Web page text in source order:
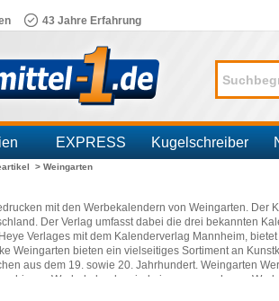
43 Jahre Erfahrung
EXPRESS Kugelschreiber
> Weingarten
mit den Werbekalendern von Weingarten.
Der Verlag umfasst dabei die drei bekannten
Verlages mit dem Kalenderverlag Mannheim,
Weingarten bieten ein vielseitiges Sortiment an
aus dem 19. sowie 20. Jahrhundert. Weingarten
hierzu. Werbekalender sind ein gern gesehener
einen. Sorgen Sie also rechtzeitig für Nachschub bei